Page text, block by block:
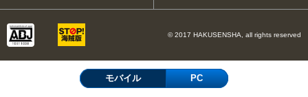
© 2017 HAKUSENSHA, all rights reserved
モバイル PC